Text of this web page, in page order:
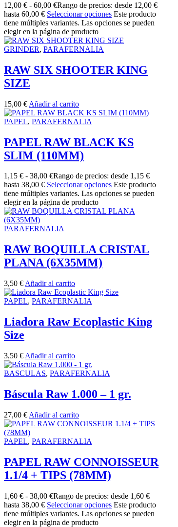
12,00 € - 60,00 €Rango de precios: desde 12,00 €
hasta 60,00 € Seleccionar opciones Este producto
tiene múltiples variantes. Las opciones se pueden
elegir en la página de producto
GRINDER, PARAFERNALIA
RAW SIX SHOOTER KING
SIZE
15,00 € Añadir al carrito
PAPEL, PARAFERNALIA
PAPEL RAW BLACK KS
SLIM (110MM)
1,15 € - 38,00 €Rango de precios: desde 1,15 €
hasta 38,00 € Seleccionar opciones Este producto
tiene múltiples variantes. Las opciones se pueden
elegir en la página de producto
PARAFERNALIA
RAW BOQUILLA CRISTAL
PLANA (6X35MM)
3,50 € Añadir al carrito
PAPEL, PARAFERNALIA
Liadora Raw Ecoplastic King
Size
3,50 € Añadir al carrito
BASCULAS, PARAFERNALIA
Báscula Raw 1.000 – 1 gr.
27,00 € Añadir al carrito
PAPEL, PARAFERNALIA
PAPEL RAW CONNOISSEUR
1.1/4 + TIPS (78MM)
1,60 € - 38,00 €Rango de precios: desde 1,60 €
hasta 38,00 € Seleccionar opciones Este producto
tiene múltiples variantes. Las opciones se pueden
elegir en la página de producto